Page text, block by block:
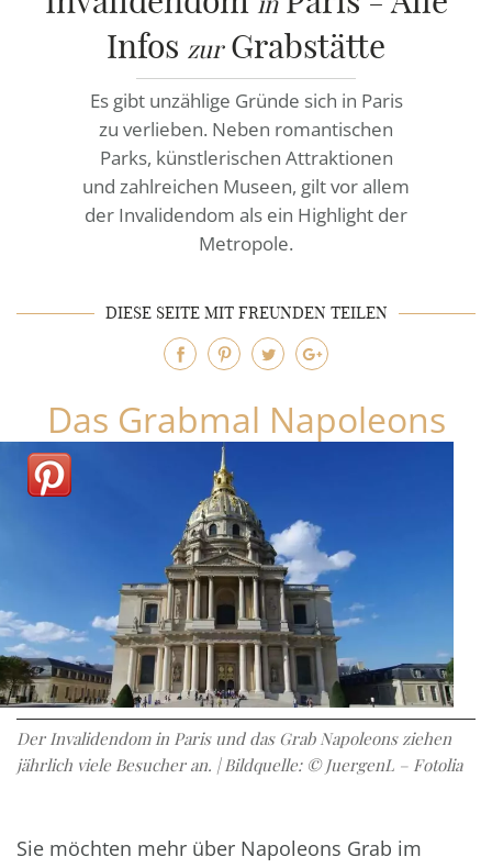
RATGEBER
KONTAKT
REFERENZEN
Infos zurGrabstätte
Es gibt unzählige Gründe sich in Paris
zu verlieben. Neben romantischen
Parks, künstlerischen Attraktionen
und zahlreichen Museen, gilt vor allem
der Invalidendom als ein Highlight der
Metropole.
DIESE SEITE MIT FREUNDEN TEILEN
Das Grabmal Napoleons
Der Invalidendom in Paris und das Grab Napoleons ziehen
jährlich viele Besucher an. | Bildquelle: © JuergenL – Fotolia
Sie möchten mehr über Napoleons Grab im